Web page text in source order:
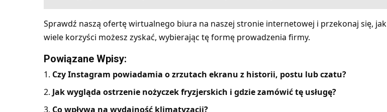
Sprawdź naszą ofertę wirtualnego biura na naszej stronie internetowej i przekonaj się, jak
wiele korzyści możesz zyskać, wybierając tę formę prowadzenia firmy.
Powiązane Wpisy:
Czy Instagram powiadamia o zrzutach ekranu z historii, postu lub czatu?
Jak wygląda ostrzenie nożyczek fryzjerskich i gdzie zamówić tę usługę?
Co wpływa na wydajność klimatyzacji?